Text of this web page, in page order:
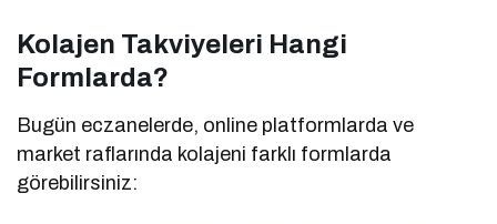
Kolajen Takviyeleri Hangi
Formlarda?
Bugün eczanelerde, online platformlarda ve
market raflarında kolajeni farklı formlarda
görebilirsiniz: